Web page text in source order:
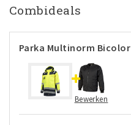
Combideals
Parka Multinorm Bicolor
Bewerken